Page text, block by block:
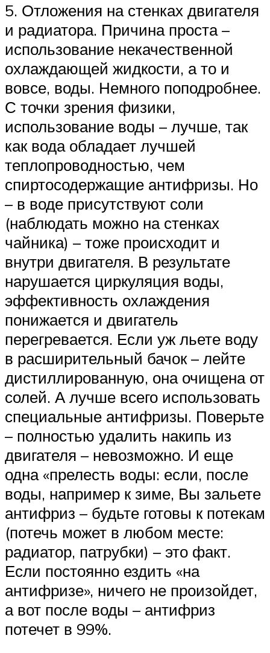
5. Отложения на стенках двигателя
и радиатора. Причина проста –
использование некачественной
охлаждающей жидкости, а то и
вовсе, воды. Немного поподробнее.
С точки зрения физики,
использование воды – лучше, так
как вода обладает лучшей
теплопроводностью, чем
спиртосодержащие антифризы. Но
– в воде присутствуют соли
(наблюдать можно на стенках
чайника) – тоже происходит и
внутри двигателя. В результате
нарушается циркуляция воды,
эффективность охлаждения
понижается и двигатель
перегревается. Если уж льете воду
в расширительный бачок – лейте
дистиллированную, она очищена от
солей. А лучше всего использовать
специальные антифризы. Поверьте
– полностью удалить накипь из
двигателя – невозможно. И еще
одна «прелесть воды: если, после
воды, например к зиме, Вы зальете
антифриз – будьте готовы к потекам
(потечь может в любом месте:
радиатор, патрубки) – это факт.
Если постоянно ездить «на
антифризе», ничего не произойдет,
а вот после воды – антифриз
потечет в 99%.